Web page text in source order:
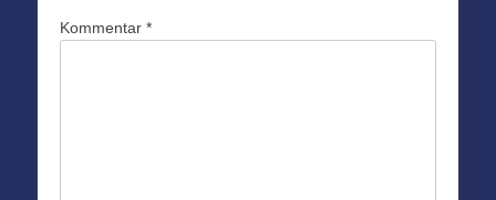
Kommentar *